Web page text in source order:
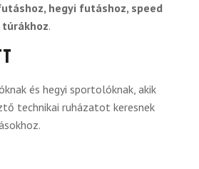
hegyi futáshoz, speed
.
és hegyi sportolóknak, akik
technikai ruházatot keresnek